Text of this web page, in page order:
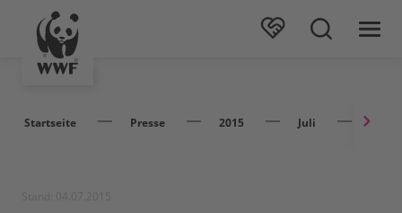
Startseite Presse 2015 Juli Das